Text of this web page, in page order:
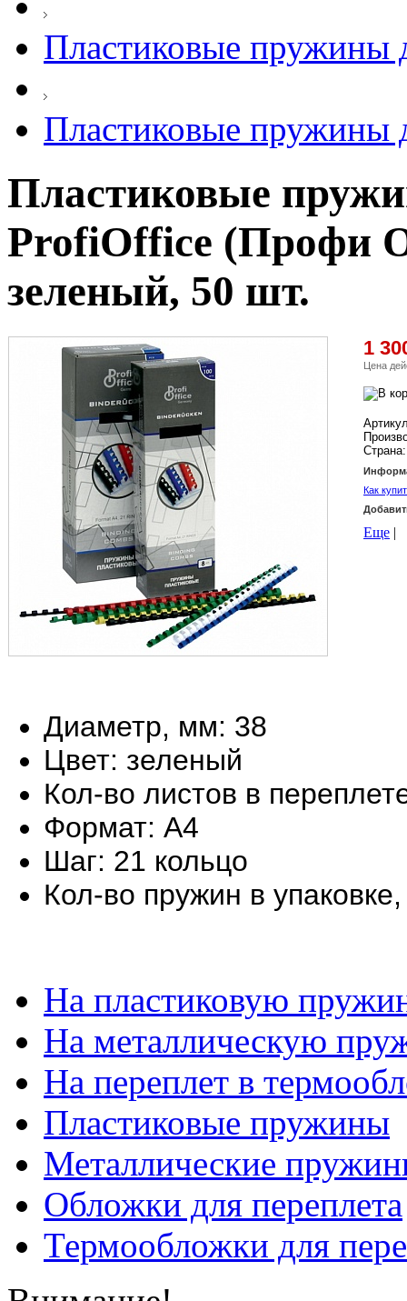
Пластиковые пружины
Пластиковые пружины
Пластиковые
ProfiOffice (Профи
зеленый, 50 шт.
1
Цена
Страна:
Как
Еще |
Диаметр, мм: 38
Цвет: зеленый
Кол-во листов в
Формат: А4
Шаг: 21 кольцо
Кол-во пружин в
На пластиковую
На металлическую
На переплет в
Пластиковые пружины
Металлические
Обложки для переплета
Термообложки для